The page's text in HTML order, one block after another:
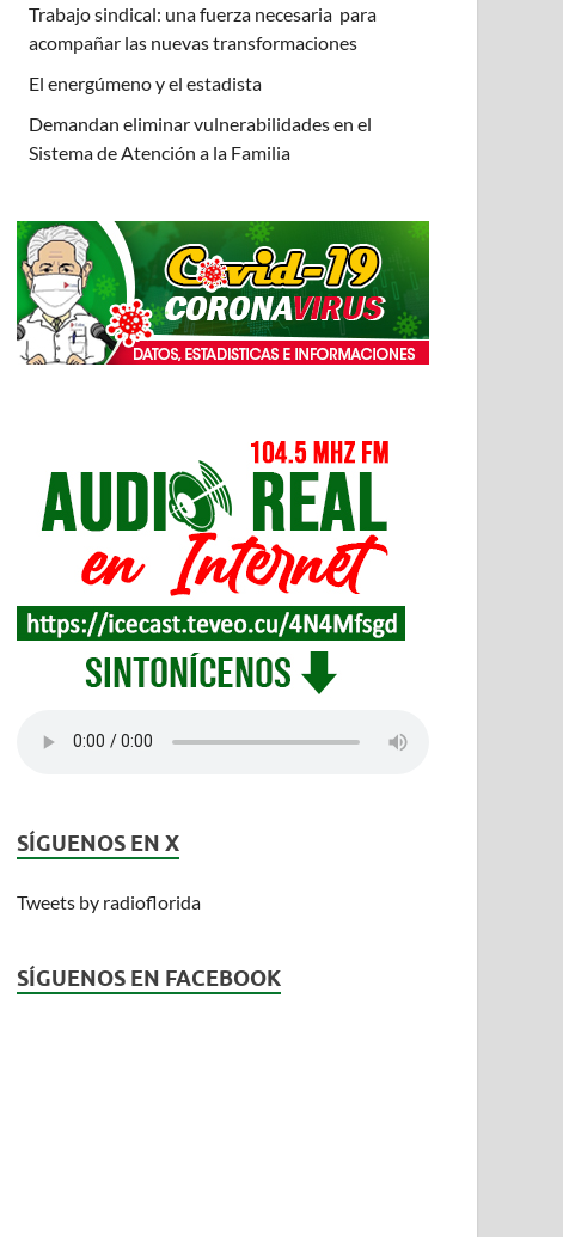
Trabajo sindical: una fuerza necesaria para
acompañar las nuevas transformaciones
El energúmeno y el estadista
Demandan eliminar vulnerabilidades en el
Sistema de Atención a la Familia
SÍGUENOS EN X
Tweets by radioflorida
SÍGUENOS EN FACEBOOK